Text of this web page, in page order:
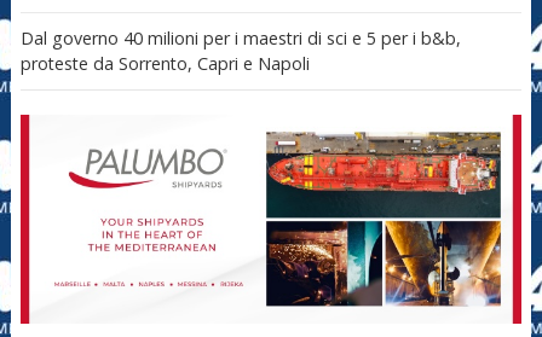
Dal governo 40 milioni per i maestri di sci e 5 per i b&b,
proteste da Sorrento, Capri e Napoli